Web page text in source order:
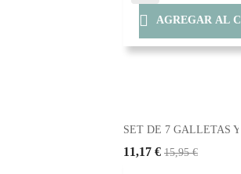
 AGREGAR AL
SET DE 7 GALLETAS
11,17 € 15,95 €